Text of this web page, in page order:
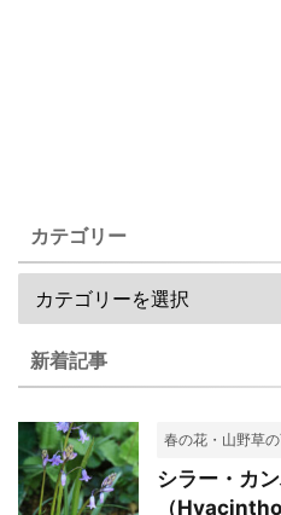
カテゴリー
新着記事
春の花・山野草
シラー・カ
（